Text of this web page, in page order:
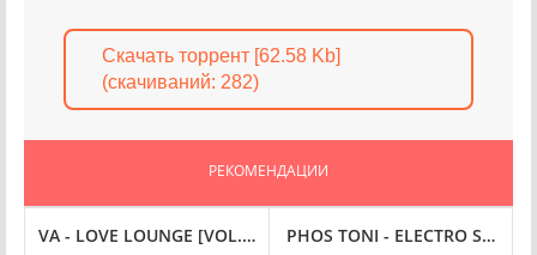
Скачать торрент [62.58 Kb]
(cкачиваний: 282)
РЕКОМЕНДАЦИИ
TOUR SETLIST (2024) FLAC
FRIENDS [24-BIT HI-RES] (2024) FLAC
VA - LOVE LOUNGE [VOL. 3] (2024) FLACPHOS TONI - ELECTRO SWING